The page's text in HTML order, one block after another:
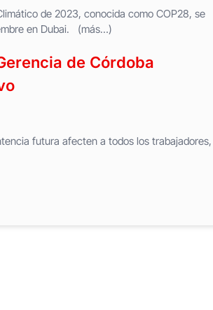
de 2023, conocida como COP28, se
en Dubai. (más…)
de Córdoba
futura afecten a todos los trabajadores,